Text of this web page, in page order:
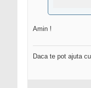
Amin !
Daca te pot ajuta